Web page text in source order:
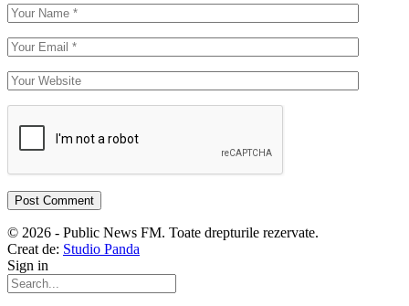
© 2026 - Public News FM. Toate drepturile rezervate.
Creat de: Studio Panda
Sign in